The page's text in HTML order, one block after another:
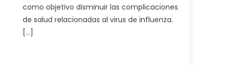
como objetivo disminuir las complicaciones
de salud relacionadas al virus de influenza.
[…]